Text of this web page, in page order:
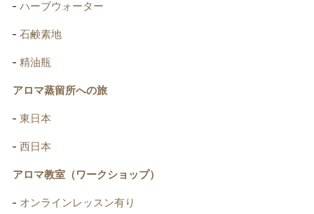
ハーブウォーター
石鹸素地
精油瓶
アロマ蒸留所への旅
東日本
西日本
アロマ教室（ワークショップ）
オンラインレッスン有り